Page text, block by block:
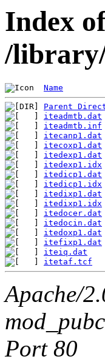
Index
/library/
Name
Parent
iteadmtb.dat
iteadmtb.inf
itecanp1.dat
itecoxp1.dat
itedexp1.dat
itedexp1.idx
itedicp1.dat
itedicp1.idx
itedixp1.dat
itedixp1.idx
itedocer.dat
itedocin.dat
itedoxp1.dat
itefixp1.dat
iteiq.dat
itetaf.tcf
Apache/
Port 80